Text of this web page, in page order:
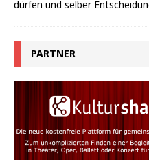
dürfen und selber
PARTNER